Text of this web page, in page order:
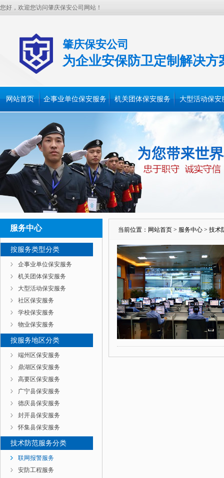
您好，欢迎您访问肇庆保安公司网站！
肇庆保安公司
为企业安保防卫定制解决方
网站首页 企事业单位保安服务 机关团体保安服务 大型活动保安
服务中心
按服务类型分类
企事业单位保安服务
机关团体保安服务
大型活动保安服务
社区保安服务
学校保安服务
物业保安服务
按服务地区分类
端州区保安服务
鼎湖区保安服务
高要区保安服务
广宁县保安服务
德庆县保安服务
封开县保安服务
怀集县保安服务
技术防范服务分类
联网报警服务
安防工程服务
当前位置： 网站首页 > 服务中心 > 技术